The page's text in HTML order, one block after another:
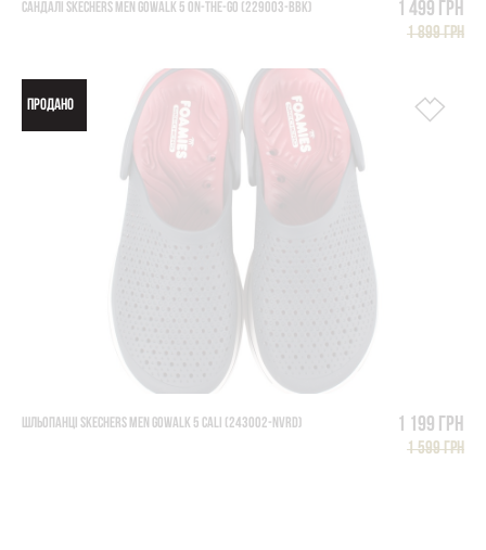
САНДАЛІ SKECHERS MEN GOWALK 5 ON-THE-GO (229003-BBK) 1 499 грн
1 899 грн
ПРОДАНО
ШЛЬОПАНЦІ SKECHERS MEN GOWALK 5 CALI (243002-NVRD) 1 199 грн
1 599 грн